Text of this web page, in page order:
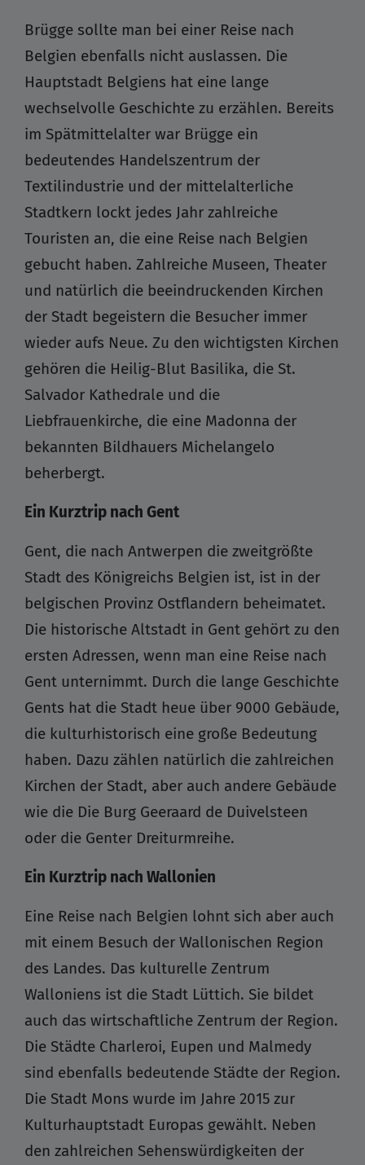
Brügge sollte man bei einer Reise nach
Belgien ebenfalls nicht auslassen. Die
Hauptstadt Belgiens hat eine lange
wechselvolle Geschichte zu erzählen. Bereits
im Spätmittelalter war Brügge ein
bedeutendes Handelszentrum der
Textilindustrie und der mittelalterliche
Stadtkern lockt jedes Jahr zahlreiche
Touristen an, die eine Reise nach Belgien
gebucht haben. Zahlreiche Museen, Theater
und natürlich die beeindruckenden Kirchen
der Stadt begeistern die Besucher immer
wieder aufs Neue. Zu den wichtigsten Kirchen
gehören die Heilig-Blut Basilika, die St.
Salvador Kathedrale und die
Liebfrauenkirche, die eine Madonna der
bekannten Bildhauers Michelangelo
beherbergt.
Ein Kurztrip nach Gent
Gent, die nach Antwerpen die zweitgrößte
Stadt des Königreichs Belgien ist, ist in der
belgischen Provinz Ostflandern beheimatet.
Die historische Altstadt in Gent gehört zu den
ersten Adressen, wenn man eine Reise nach
Gent unternimmt. Durch die lange Geschichte
Gents hat die Stadt heue über 9000 Gebäude,
die kulturhistorisch eine große Bedeutung
haben. Dazu zählen natürlich die zahlreichen
Kirchen der Stadt, aber auch andere Gebäude
wie die Die Burg Geeraard de Duivelsteen
oder die Genter Dreiturmreihe.
Ein Kurztrip nach Wallonien
Eine Reise nach Belgien lohnt sich aber auch
mit einem Besuch der Wallonischen Region
des Landes. Das kulturelle Zentrum
Walloniens ist die Stadt Lüttich. Sie bildet
auch das wirtschaftliche Zentrum der Region.
Die Städte Charleroi, Eupen und Malmedy
sind ebenfalls bedeutende Städte der Region.
Die Stadt Mons wurde im Jahre 2015 zur
Kulturhauptstadt Europas gewählt. Neben
den zahlreichen Sehenswürdigkeiten der